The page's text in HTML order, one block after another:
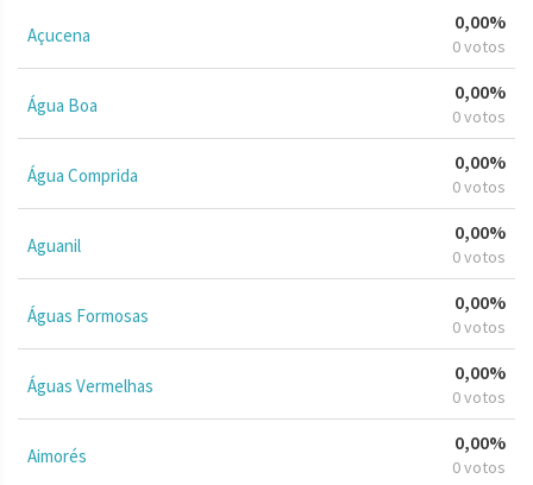
Açucena
0,00%
0 votos
Água Boa
0,00%
0 votos
Água Comprida
0,00%
0 votos
Aguanil
0,00%
0 votos
Águas Formosas
0,00%
0 votos
Águas Vermelhas
0,00%
0 votos
Aimorés
0,00%
0 votos